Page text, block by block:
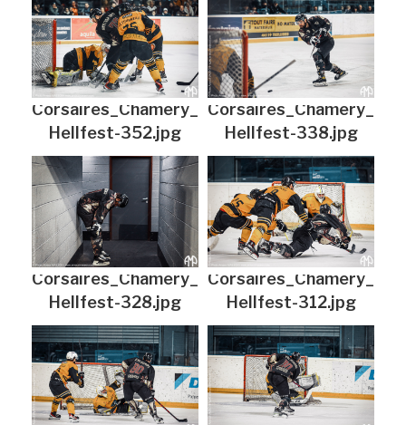
Corsaires_Chamery_
Hellfest-352.jpg
Corsaires_Chamery_
Hellfest-338.jpg
Corsaires_Chamery_
Hellfest-328.jpg
Corsaires_Chamery_
Hellfest-312.jpg